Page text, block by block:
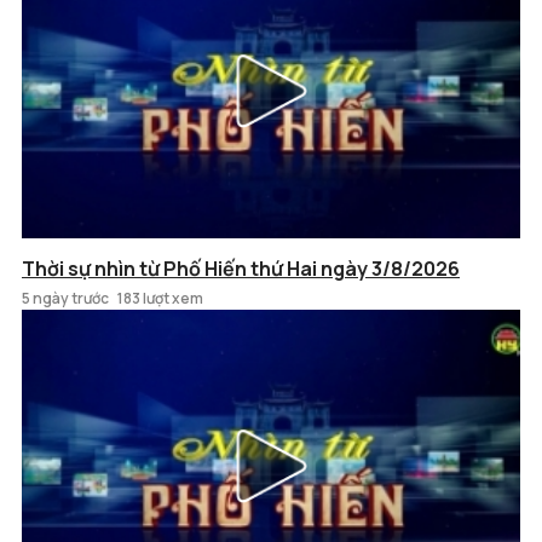
Thời sự nhìn từ Phố Hiến thứ Hai ngày 3/8/2026
5 ngày trước 183 lượt xem